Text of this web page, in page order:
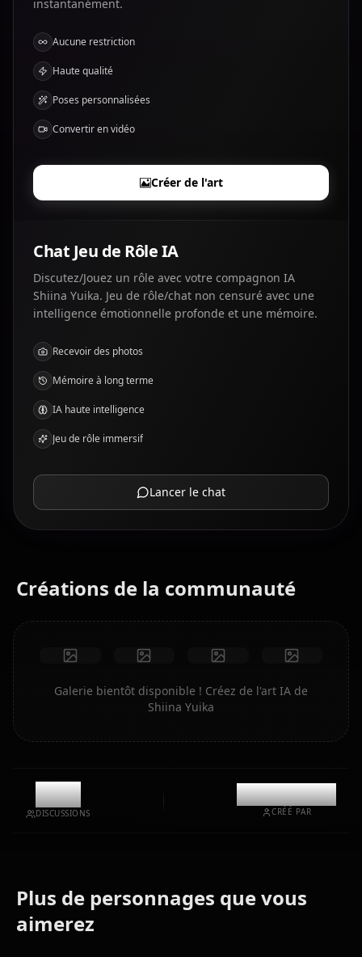
instantanément.
Aucune restriction
Haute qualité
Poses personnalisées
Convertir en vidéo
Créer de l'art
Chat Jeu de Rôle IA
Discutez/Jouez un rôle avec votre compagnon IA
Shiina Yuika. Jeu de rôle/chat non censuré avec une
intelligence émotionnelle profonde et une mémoire.
Recevoir des photos
Mémoire à long terme
IA haute intelligence
Jeu de rôle immersif
Lancer le chat
Créations de la communauté
Galerie bientôt disponible ! Créez de l'art IA de
Shiina Yuika
8.8k
DISCUSSIONS
@kinayymon
CRÉÉ PAR
Plus de personnages que vous
aimerez
Tsukino